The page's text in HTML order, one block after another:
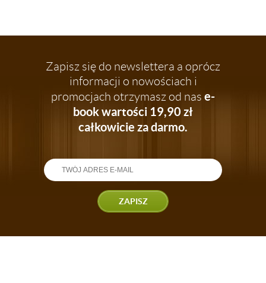
Zapisz się do newslettera a oprócz
informacji o nowościach i
promocjach otrzymasz od nas e-
book wartości 19,90 zł
całkowicie za darmo.
ZAPISZ